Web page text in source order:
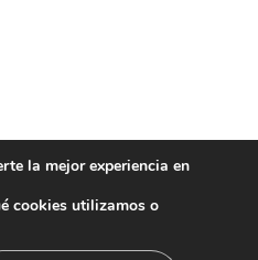
la mejor experiencia en
cookies utilizamos o